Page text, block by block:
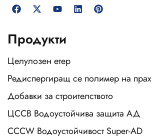
Продукти
Целулозен етер
Редиспергиращ се полимер на прах
Добавки за строителството
ЦССВ Водоустойчива защита АД
CCCW Водоустойчивост Super-AD